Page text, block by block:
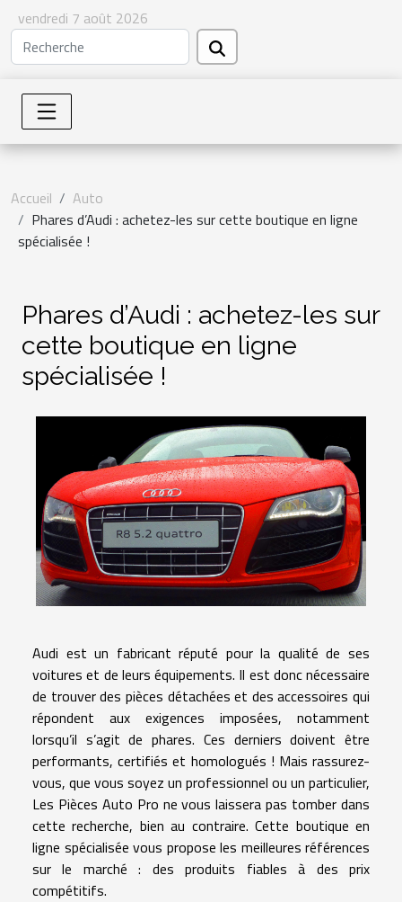
vendredi 7 août 2026
Accueil
Auto
Phares d’Audi : achetez-les sur cette boutique en ligne
spécialisée !
Phares d’Audi : achetez-les sur
cette boutique en ligne
spécialisée !
Audi est un fabricant réputé pour la qualité de ses
voitures et de leurs équipements. Il est donc nécessaire
de trouver des pièces détachées et des accessoires qui
répondent aux exigences imposées, notamment
lorsqu’il s’agit de phares. Ces derniers doivent être
performants, certifiés et homologués ! Mais rassurez-
vous, que vous soyez un professionnel ou un particulier,
Les Pièces Auto Pro ne vous laissera pas tomber dans
cette recherche, bien au contraire. Cette boutique en
ligne spécialisée vous propose les meilleures références
sur le marché : des produits fiables à des prix
compétitifs.